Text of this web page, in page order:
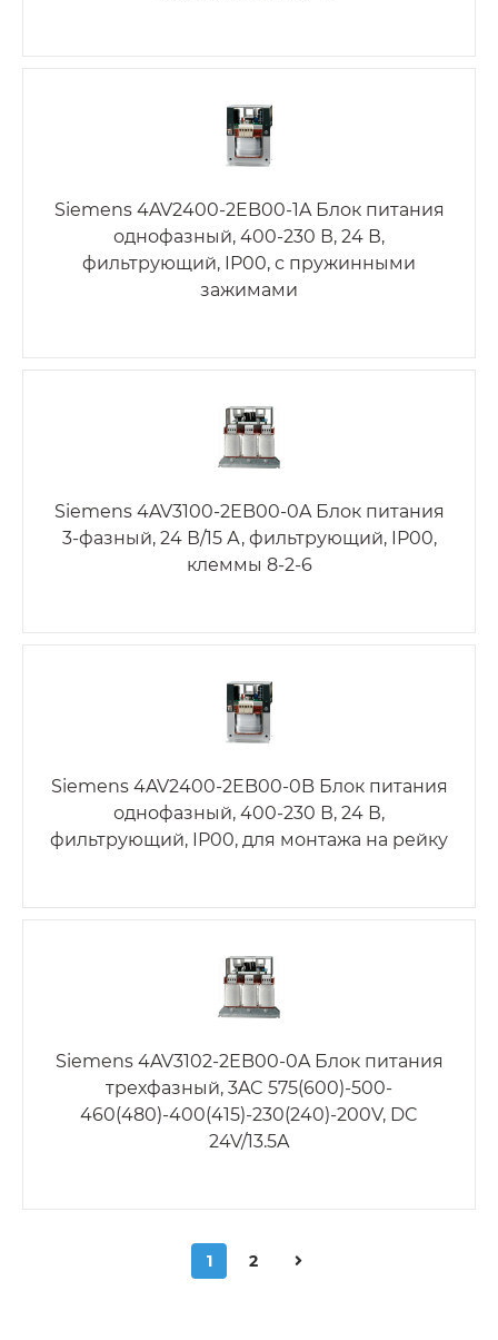
Siemens 4AV2400-2EB00-1A Блок питания
однофазный, 400-230 В, 24 В,
фильтрующий, IP00, с пружинными
зажимами
Siemens 4AV3100-2EB00-0A Блок питания
3-фазный, 24 В/15 А, фильтрующий, IP00,
клеммы 8-2-6
Siemens 4AV2400-2EB00-0B Блок питания
однофазный, 400-230 В, 24 В,
фильтрующий, IP00, для монтажа на рейку
Siemens 4AV3102-2EB00-0A Блок питания
трехфазный, 3AC 575(600)-500-
460(480)-400(415)-230(240)-200V, DC
24V/13.5A
1 2